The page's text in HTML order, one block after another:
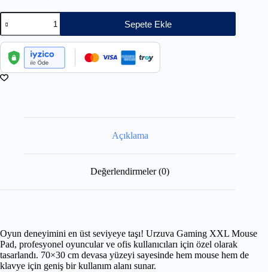
Sepete Ekle
Açıklama
Değerlendirmeler (0)
Oyun deneyimini en üst seviyeye taşı! Urzuva Gaming XXL Mouse
Pad, profesyonel oyuncular ve ofis kullanıcıları için özel olarak
tasarlandı. 70×30 cm devasa yüzeyi sayesinde hem mouse hem de
klavye için geniş bir kullanım alanı sunar.